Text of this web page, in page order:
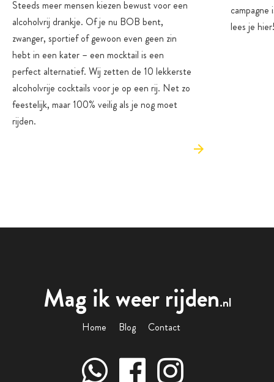
Steeds meer mensen kiezen bewust voor een
alcoholvrij drankje. Of je nu BOB bent,
zwanger, sportief of gewoon even geen zin
hebt in een kater – een mocktail is een
perfect alternatief. Wij zetten de 10 lekkerste
alcoholvrije cocktails voor je op een rij. Net zo
feestelijk, maar 100% veilig als je nog moet
rijden.
lees je hier!
Mag ik weer rijden.nl
Home Blog Contact